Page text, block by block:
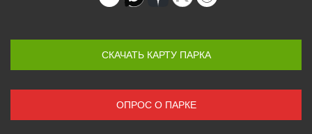
СКАЧАТЬ КАРТУ ПАРКА
ОПРОС О ПАРКЕ